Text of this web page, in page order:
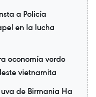
a Policía
en la lucha
economía verde
vietnamita
de Birmania Ha